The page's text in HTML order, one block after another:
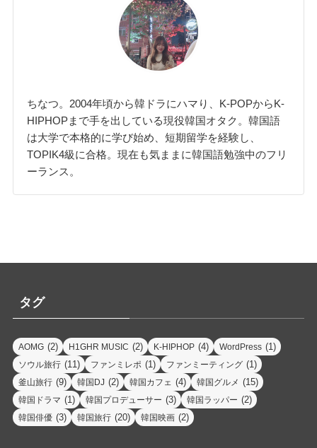
ちなつ。2004年頃から韓ドラにハマり、K-POPからK-
HIPHOPまで手を出している現役韓国オタク。韓国語
は大学で本格的に学び始め、短期留学を経験し、
TOPIK4級に合格。現在も気ままに韓国語勉強中のフリ
ーランス。
タグ
AOMG (2) H1GHR MUSIC (2) K-HIPHOP (4) WordPress (1)
ソウル旅行 (11) ファンミレポ (1) ファンミーティング (1)
釜山旅行 (9) 韓国DJ (2) 韓国カフェ (4) 韓国グルメ (15)
韓国ドラマ (1) 韓国プロデューサー (3) 韓国ラッパー (2)
韓国俳優 (3) 韓国旅行 (20) 韓国映画 (2)